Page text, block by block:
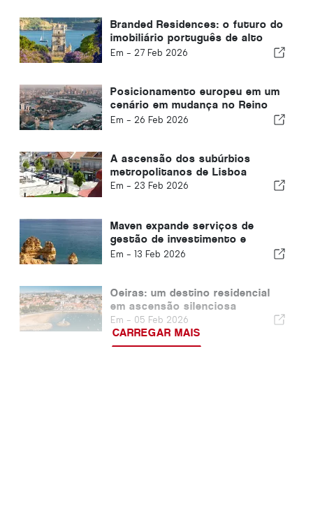
Branded Residences: o futuro do
imobiliário português de alto
padrão
Em - 27 Feb 2026
Posicionamento europeu em um
cenário em mudança no Reino
Unido
Em - 26 Feb 2026
A ascensão dos subúrbios
metropolitanos de Lisboa
Em - 23 Feb 2026
Maven expande serviços de
gestão de investimento e
desenvolvimento para o Algarve
Em - 13 Feb 2026
Oeiras: um destino residencial
em ascensão silenciosa
Em - 05 Feb 2026
CARREGAR MAIS